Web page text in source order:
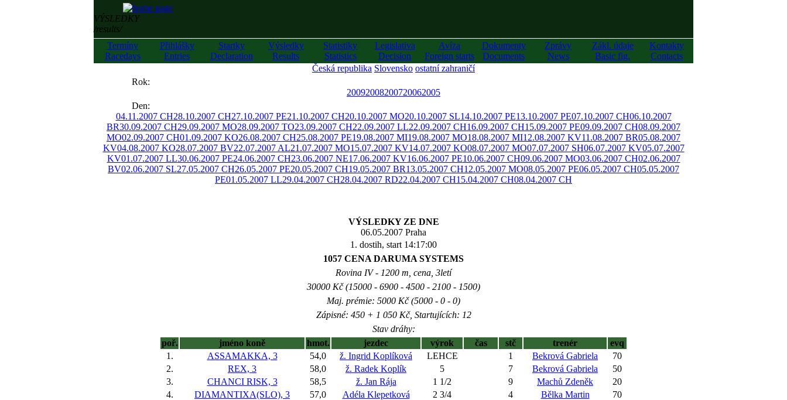
VÝSLEDKY
/results/
Termíny
Racedays
Přihlášky
Entries
Startky
Declaration
Výsledky
Results
Statistiky
Statistics
Legislativa
Decision
Avíza
Foreign starts
Dokumenty
Documents
Zprávy
News
Zákl. údaje
Basic fig.
Kontakty
Contacts
Česká republika Slovensko ostatní zahraničí
Rok:
20092008200720062005
Den:
04.11.2007 CH28.10.2007 CH27.10.2007 PE21.10.2007 CH20.10.2007 MO20.10.2007 SL14.10.2007 PE13.10.2007 PE07.10.2007 CH06.10.2007
BR30.09.2007 CH29.09.2007 MO28.09.2007 TO23.09.2007 CH22.09.2007 LL22.09.2007 CH16.09.2007 CH15.09.2007 PE09.09.2007 CH08.09.2007
MO02.09.2007 CH01.09.2007 KO26.08.2007 CH25.08.2007 PE19.08.2007 MI19.08.2007 MO18.08.2007 MI12.08.2007 KV11.08.2007 BR05.08.2007
KV04.08.2007 KO28.07.2007 BV22.07.2007 AL21.07.2007 MO15.07.2007 KV14.07.2007 KO08.07.2007 MO07.07.2007 SH06.07.2007 KV05.07.2007
KV01.07.2007 LL30.06.2007 PE24.06.2007 CH23.06.2007 NE17.06.2007 KV16.06.2007 PE10.06.2007 CH09.06.2007 MO03.06.2007 CH02.06.2007
BV02.06.2007 SL27.05.2007 CH26.05.2007 PE20.05.2007 CH19.05.2007 BR13.05.2007 CH12.05.2007 MO08.05.2007 PE06.05.2007 CH05.05.2007
PE01.05.2007 LL29.04.2007 CH28.04.2007 RD22.04.2007 CH15.04.2007 CH08.04.2007 CH
VÝSLEDKY ZE DNE
06.05.2007 Praha
1. dostih, start 14:17:00
1057 CENA DARUMA SYSTEMS
Rovina IV - 1200 m, cena, 3letí
30000 Kč (15000 - 6900 - 4500 - 2100 - 1500)
Maj. prémie: 5000 Kč (5000 - 0 - 0)
Zápisné: 450 + 1 050 Kč, Startujících: 12
Stav dráhy:
poř.
jméno koně hmot. jezdec výrok čas stč trenér
evq
1.
ASSAMAKKA, 3 54,0 ž. Ingrid Koplíková LEHCE 1 Bekrová Gabriela
70
2.
REX, 3 58,0 ž. Radek Koplík 5 7 Bekrová Gabriela
50
3.
CHANCI RISK, 3 58,5 ž. Jan Rája 1 1/2 9 Machů Zdeněk
20
4.
DIAMANTIXA(SLO), 3 57,0 Adéla Klepetková 2 3/4 4 Bělka Martin
70